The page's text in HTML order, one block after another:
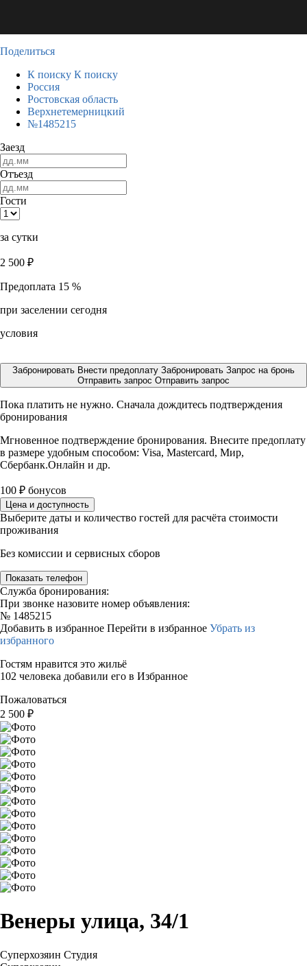
Поделиться
К поиску К поиску
Россия
Ростовская область
Верхнетемерницкий
№1485215
Заезд
Отъезд
Гости
за сутки
2 500 ₽
Предоплата 15 %
при заселении сегодня
условия
Забронировать Внести предоплату Забронировать Запрос на бронь
Отправить запрос Отправить запрос
Пока платить не нужно. Сначала дождитесь подтверждения
бронирования
Мгновенное подтверждение бронирования. Внесите предоплату
в размере удобным способом: Visa, Mastercard, Мир,
Сбербанк.Онлайн и др.
100 ₽ бонусов
Цена и доступность
Выберите даты и количество гостей для расчёта стоимости
проживания
Без комиссии и сервисных сборов
Показать телефон
Служба бронирования:
При звонке назовите номер объявления:
№ 1485215
Добавить в избранное Перейти в избранное Убрать из
избранного
Гостям нравится это жильё
102 человека добавили его в Избранное
Пожаловаться
2 500 ₽
Венеры улица, 34/1
Суперхозяин Студия